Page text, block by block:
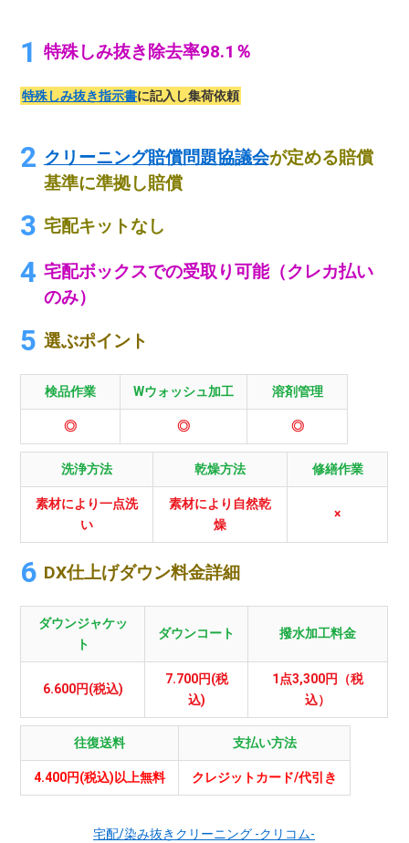
特殊しみ抜き除去率98.1％
特殊しみ抜き指示書に記入し集荷依頼
クリーニング賠償問題協議会が定める賠償
基準に準拠し賠償
宅配キットなし
宅配ボックスでの受取り可能（クレカ払い
のみ）
選ぶポイント
検品作業 Wウォッシュ加工 溶剤管理
◎ ◎ ◎
洗浄方法 乾燥方法 修繕作業
素材により一点洗
い
素材により自然乾
燥
×
DX仕上げダウン料金詳細
ダウンジャケッ
ト
ダウンコート 撥水加工料金
6.600円(税込)
7.700円(税
込)
1点3,300円（税
込）
往復送料 支払い方法
4.400円(税込)以上無料 クレジットカード/代引き
宅配/染み抜きクリーニング -クリコム-